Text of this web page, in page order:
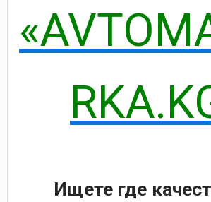
Ищете где